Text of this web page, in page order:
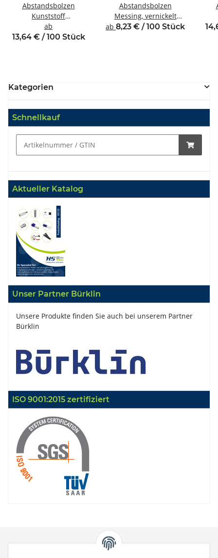
Abstandsbolzen
Kunststoff
Innen/Innengewinde
M2,5 SW5
ab
13,64 € / 100 Stück
Abstandsbolzen
Messing, vernickelt
Innen/Innengewinde M3
ab 8,23 € / 100 Stück
Kategorien
Schnellkauf
Aktueller Katalog
Unser Partner Bürklin
Unsere Produkte finden Sie auch bei unserem Partner
Bürklin
ISO 9001:2015 zertifiziert